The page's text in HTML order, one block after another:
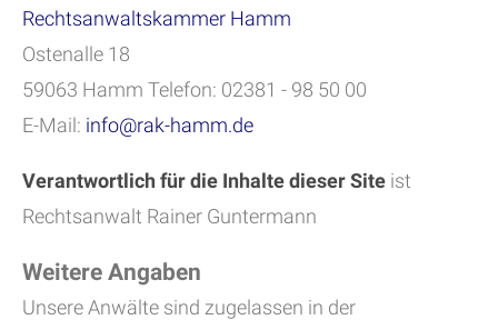
Rechtsanwaltskammer Hamm
Ostenalle 18
59063 Hamm Telefon: 02381 - 98 50 00
E-Mail: info@rak-hamm.de
Verantwortlich für die Inhalte dieser Site ist
Rechtsanwalt Rainer Guntermann
Weitere Angaben
Unsere Anwälte sind zugelassen in der